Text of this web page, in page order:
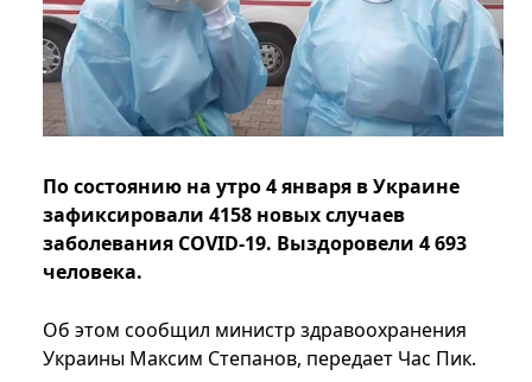
По состоянию на утро 4 января в Украине
зафиксировали 4158 новых случаев
заболевания COVID-19. Выздоровели 4 693
человека.
Об этом сообщил министр здравоохранения
Украины Максим Степанов, передает Час Пик.